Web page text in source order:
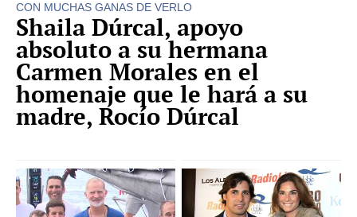
CON MUCHAS GANAS DE VERLO
Shaila Dúrcal, apoyo
absoluto a su hermana
Carmen Morales en el
homenaje que le hará a su
madre, Rocío Dúrcal